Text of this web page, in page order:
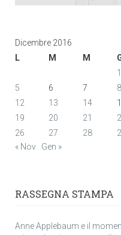
Dicembre 2016
L
M M
1
5
6 7 8
12
13 14
19
20 21
26
27 28
« Nov
Gen »
RASSEGNA STAMPA
Anne Applebaum e il